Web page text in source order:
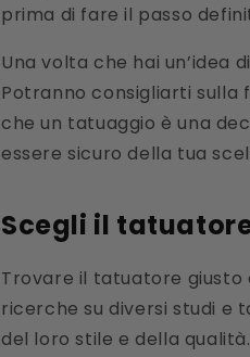
prima di fare il passo
Una volta che hai un’idea
Potranno consigliarti sulla
che un tatuaggio è una
essere sicuro della tua
Scegli il
Trovare il tatuatore giusto
ricerche su diversi studi e
del loro stile e della